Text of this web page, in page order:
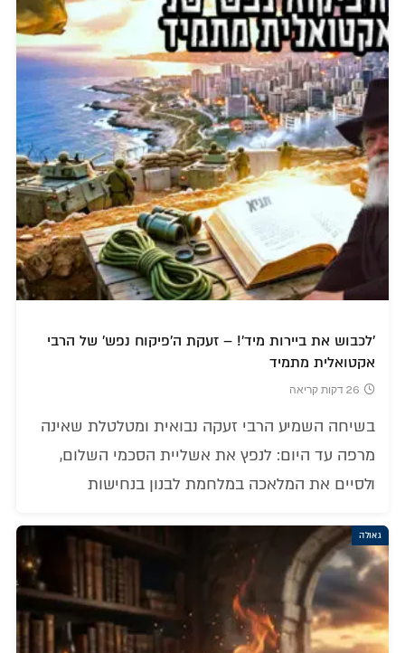
'לכבוש את ביירות מיד'! – זעקת ה'פיקוח נפש' של הרבי
אקטואלית מתמיד
26 דקות קריאה
בשיחה השמיע הרבי זעקה נבואית ומטלטלת שאינה
מרפה עד היום: לנפץ את אשליית הסכמי השלום,
ולסיים את המלאכה במלחמת לבנון בנחישות
גאולה